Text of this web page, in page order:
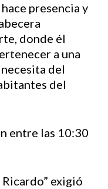
presencia y
donde él
a una
del
del
entre las 10:30
Ricardo” exigió